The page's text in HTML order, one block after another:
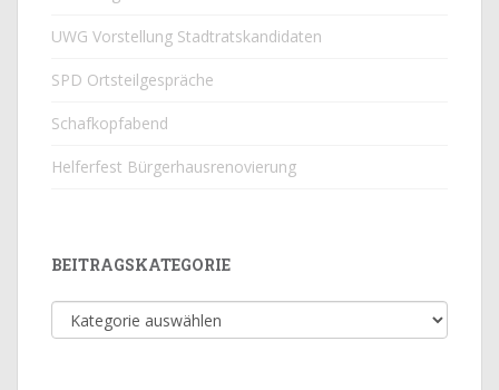
UWG Vorstellung Stadtratskandidaten
SPD Ortsteilgespräche
Schafkopfabend
Helferfest Bürgerhausrenovierung
BEITRAGSKATEGORIE
Beitragskategorie